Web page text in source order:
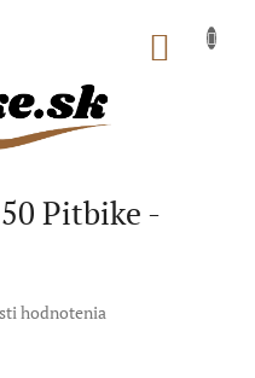
Pitbike -
hodnotenia